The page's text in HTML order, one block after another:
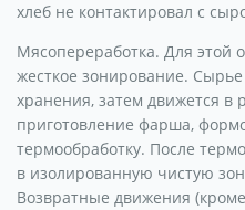
хлеб не контактировал с
Мясопереработка. Для этой
жесткое зонирование.
хранения, затем движется в
приготовление фарша,
термообработку. После
в изолированную чистую
Возвратные движения